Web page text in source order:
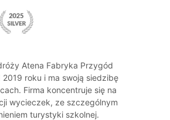
Atena Fabryka Przygód
2019 roku i ma swoją siedzibę
Firma koncentruje się na
wycieczek, ze szczególnym
turystyki szkolnej.